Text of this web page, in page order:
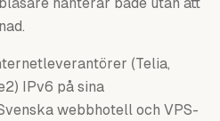
(Telia,
IPv6 på sina
webbhotell och VPS-